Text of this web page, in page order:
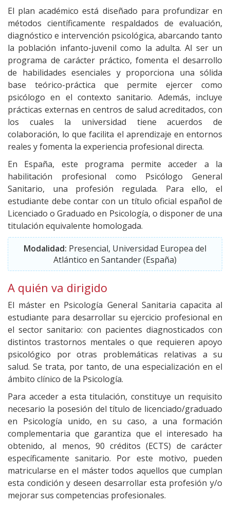
El plan académico está diseñado para profundizar en
métodos científicamente respaldados de evaluación,
diagnóstico e intervención psicológica, abarcando tanto
la población infanto-juvenil como la adulta. Al ser un
programa de carácter práctico, fomenta el desarrollo
de habilidades esenciales y proporciona una sólida
base teórico-práctica que permite ejercer como
psicólogo en el contexto sanitario. Además, incluye
prácticas externas en centros de salud acreditados, con
los cuales la universidad tiene acuerdos de
colaboración, lo que facilita el aprendizaje en entornos
reales y fomenta la experiencia profesional directa.
En España, este programa permite acceder a la
habilitación profesional como Psicólogo General
Sanitario, una profesión regulada. Para ello, el
estudiante debe contar con un título oficial español de
Licenciado o Graduado en Psicología, o disponer de una
titulación equivalente homologada.
Modalidad: Presencial, Universidad Europea del
Atlántico en Santander (España)
A quién va dirigido
El máster en Psicología General Sanitaria capacita al
estudiante para desarrollar su ejercicio profesional en
el sector sanitario: con pacientes diagnosticados con
distintos trastornos mentales o que requieren apoyo
psicológico por otras problemáticas relativas a su
salud. Se trata, por tanto, de una especialización en el
ámbito clínico de la Psicología.
Para acceder a esta titulación, constituye un requisito
necesario la posesión del título de licenciado/graduado
en Psicología unido, en su caso, a una formación
complementaria que garantiza que el interesado ha
obtenido, al menos, 90 créditos (ECTS) de carácter
específicamente sanitario. Por este motivo, pueden
matricularse en el máster todos aquellos que cumplan
esta condición y deseen desarrollar esta profesión y/o
mejorar sus competencias profesionales.